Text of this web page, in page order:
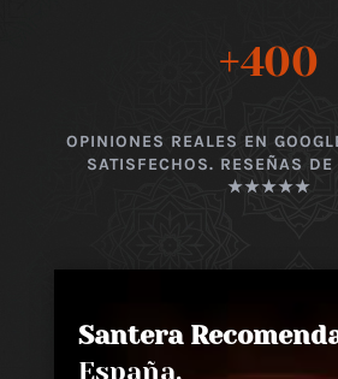
+400
OPINIONES REALES EN
SATISFECHOS. RESEÑAS
★★★★★
Santera
España,